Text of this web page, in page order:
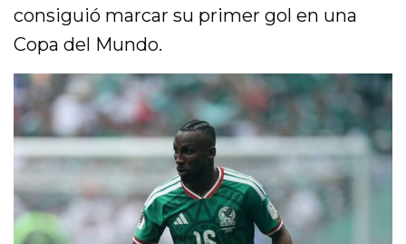
consiguió marcar su primer gol en una
Copa del Mundo.